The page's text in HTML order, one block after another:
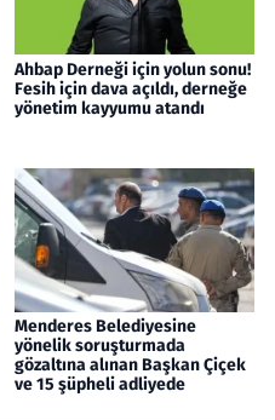
Ahbap Derneği için yolun sonu!
Fesih için dava açıldı, derneğe
yönetim kayyumu atandı
Menderes Belediyesine
yönelik soruşturmada
gözaltına alınan Başkan Çiçek
ve 15 şüpheli adliyede